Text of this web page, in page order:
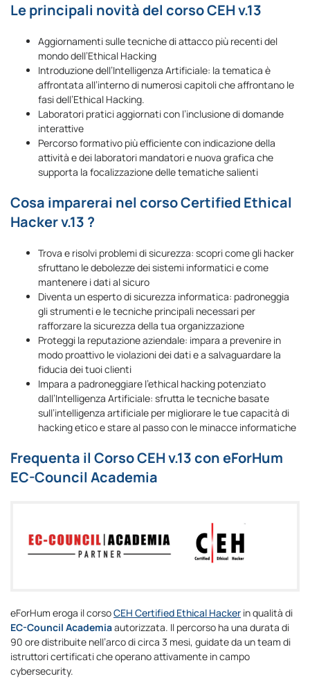
Le principali novità del corso CEH v.13
Aggiornamenti sulle tecniche di attacco più recenti del
mondo dell’Ethical Hacking
Introduzione dell’Intelligenza Artificiale: la tematica è
affrontata all’interno di numerosi capitoli che affrontano le
fasi dell’Ethical Hacking.
Laboratori pratici aggiornati con l’inclusione di domande
interattive
Percorso formativo più efficiente con indicazione della
attività e dei laboratori mandatori e nuova grafica che
supporta la focalizzazione delle tematiche salienti
Cosa imparerai nel corso Certified Ethical
Hacker v.13 ?
Trova e risolvi problemi di sicurezza: scopri come gli hacker
sfruttano le debolezze dei sistemi informatici e come
mantenere i dati al sicuro
Diventa un esperto di sicurezza informatica: padroneggia
gli strumenti e le tecniche principali necessari per
rafforzare la sicurezza della tua organizzazione
Proteggi la reputazione aziendale: impara a prevenire in
modo proattivo le violazioni dei dati e a salvaguardare la
fiducia dei tuoi clienti
Impara a padroneggiare l’ethical hacking potenziato
dall’Intelligenza Artificiale: sfrutta le tecniche basate
sull’intelligenza artificiale per migliorare le tue capacità di
hacking etico e stare al passo con le minacce informatiche
Frequenta il Corso CEH v.13 con eForHum
EC-Council Academia
eForHum eroga il corsoCEH Certified Ethical Hacker in qualità di
EC-Council Academiaautorizzata. Il percorso ha una durata di
90 ore distribuite nell’arco di circa 3 mesi, guidate da un team di
istruttori certificati che operano attivamente in campo
cybersecurity.